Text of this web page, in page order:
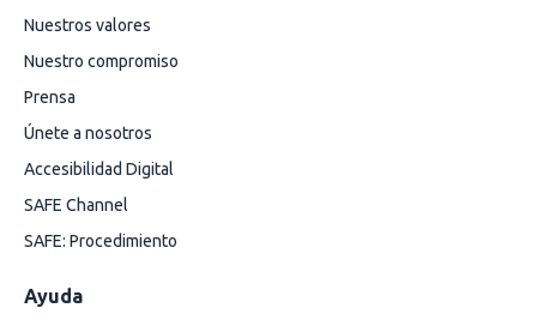
Nuestros valores
Nuestro compromiso
Prensa
Únete a nosotros
Accesibilidad Digital
SAFE Channel
SAFE: Procedimiento
Ayuda